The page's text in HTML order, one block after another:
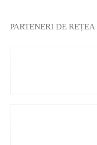
PARTENERI DE REȚEA